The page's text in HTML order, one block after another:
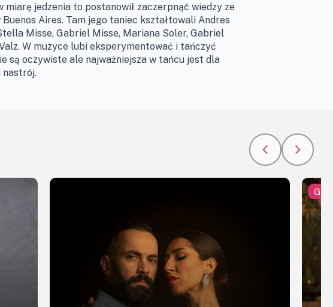
miarę jedzenia to postanowił zaczerpnąć wiedzy ze
Buenos Aires. Tam jego taniec kształtowali Andres
Misse, Gabriel Misse, Mariana Soler, Gabriel
W muzyce lubi eksperymentować i tańczyć
są oczywiste ale najważniejsza w tańcu jest dla
nastrój.